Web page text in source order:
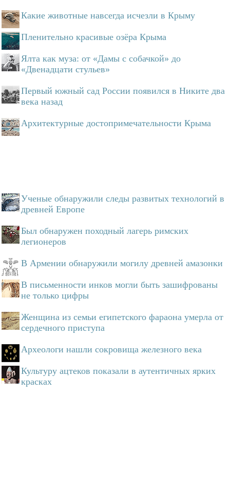
Какие животные навсегда исчезли в Крыму
Пленительно красивые озёра Крыма
Ялта как муза: от «Дамы с собачкой» до
«Двенадцати стульев»
Первый южный сад России появился в Никите два
века назад
Архитектурные достопримечательности Крыма
Ученые обнаружили следы развитых технологий в
древней Европе
Был обнаружен походный лагерь римских
легионеров
В Армении обнаружили могилу древней амазонки
В письменности инков могли быть зашифрованы
не только цифры
Женщина из семьи египетского фараона умерла от
сердечного приступа
Археологи нашли сокровища железного века
Культуру ацтеков показали в аутентичных ярких
красках